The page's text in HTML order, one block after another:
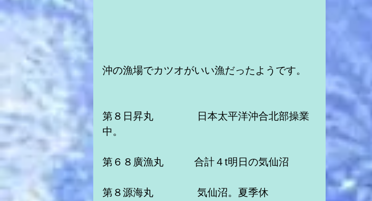
沖の漁場でカツオがいい漁だったようです。
第８日昇丸　　　　 日本太平洋沖合北部操業
中。
第６８廣漁丸　　　合計４t明日の気仙沼
第８源海丸　　　 　気仙沼。夏季休